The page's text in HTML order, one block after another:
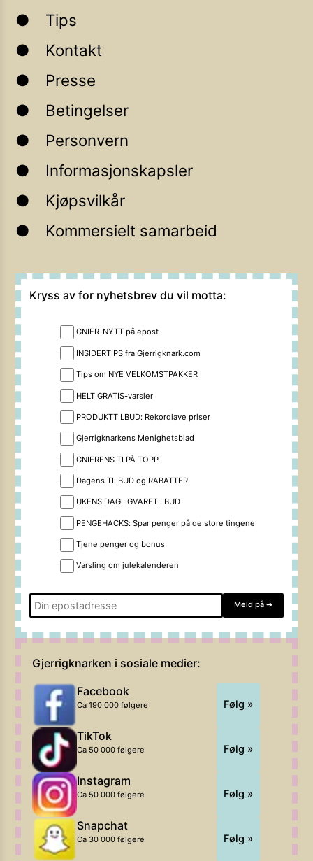
Tips
Kontakt
Presse
Betingelser
Personvern
Informasjonskapsler
Kjøpsvilkår
Kommersielt samarbeid
Kryss av for nyhetsbrev du vil motta:
GNIER-NYTT på epost
INSIDERTIPS fra Gjerrigknark.com
Tips om NYE VELKOMSTPAKKER
HELT GRATIS-varsler
PRODUKTTILBUD: Rekordlave priser
Gjerrigknarkens Menighetsblad
GNIERENS TI PÅ TOPP
Dagens TILBUD og RABATTER
UKENS DAGLIGVARETILBUD
PENGEHACKS: Spar penger på de store tingene
Tjene penger og bonus
Varsling om julekalenderen
Meld på ➔
Gjerrigknarken i sosiale medier:
Facebook
Ca 190 000 følgere Følg »
TikTok
Ca 50 000 følgere Følg »
Instagram
Ca 50 000 følgere Følg »
Snapchat
Ca 30 000 følgere Følg »